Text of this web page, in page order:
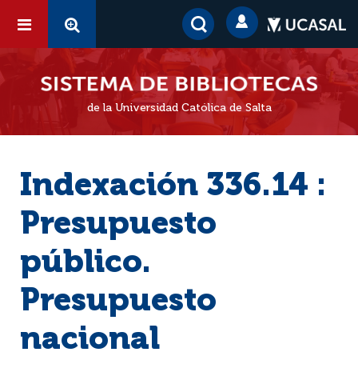
de la Universidad Católica de Salta
Indexación 336.14 :
Presupuesto
público.
Presupuesto
nacional